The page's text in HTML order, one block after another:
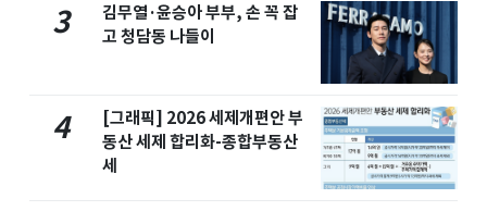
3
김무열·윤승아 부부, 손 꼭 잡
고 청담동 나들이
4
[그래픽] 2026 세제개편안 부
동산 세제 합리화-종합부동산
세